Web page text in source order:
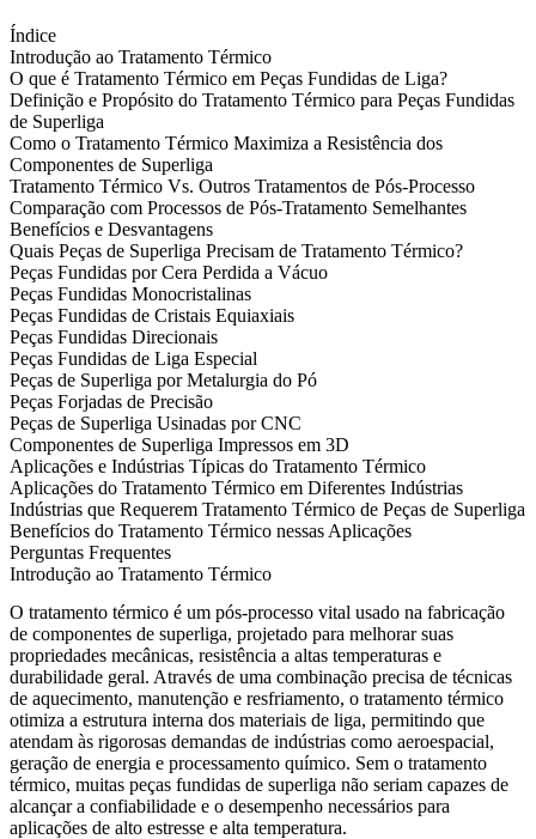
Índice
Introdução ao Tratamento Térmico
O que é Tratamento Térmico em Peças Fundidas de Liga?
Definição e Propósito do Tratamento Térmico para Peças Fundidas
de Superliga
Como o Tratamento Térmico Maximiza a Resistência dos
Componentes de Superliga
Tratamento Térmico Vs. Outros Tratamentos de Pós-Processo
Comparação com Processos de Pós-Tratamento Semelhantes
Benefícios e Desvantagens
Quais Peças de Superliga Precisam de Tratamento Térmico?
Peças Fundidas por Cera Perdida a Vácuo
Peças Fundidas Monocristalinas
Peças Fundidas de Cristais Equiaxiais
Peças Fundidas Direcionais
Peças Fundidas de Liga Especial
Peças de Superliga por Metalurgia do Pó
Peças Forjadas de Precisão
Peças de Superliga Usinadas por CNC
Componentes de Superliga Impressos em 3D
Aplicações e Indústrias Típicas do Tratamento Térmico
Aplicações do Tratamento Térmico em Diferentes Indústrias
Indústrias que Requerem Tratamento Térmico de Peças de Superliga
Benefícios do Tratamento Térmico nessas Aplicações
Perguntas Frequentes
Introdução ao Tratamento Térmico
O tratamento térmico é um pós-processo vital usado na fabricação
de componentes de superliga, projetado para melhorar suas
propriedades mecânicas, resistência a altas temperaturas e
durabilidade geral. Através de uma combinação precisa de técnicas
de aquecimento, manutenção e resfriamento, o tratamento térmico
otimiza a estrutura interna dos materiais de liga, permitindo que
atendam às rigorosas demandas de indústrias como aeroespacial,
geração de energia e processamento químico. Sem o tratamento
térmico, muitas peças fundidas de superliga não seriam capazes de
alcançar a confiabilidade e o desempenho necessários para
aplicações de alto estresse e alta temperatura.